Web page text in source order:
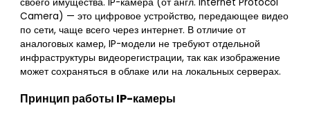
Camera) — это цифровое устройство, передающее видео
по сети, чаще всего через интернет. В отличие от
аналоговых камер, IP-модели не требуют отдельной
инфраструктуры видеорегистрации, так как изображение
может сохраняться в облаке или на локальных серверах.
Принцип работы IP-камеры